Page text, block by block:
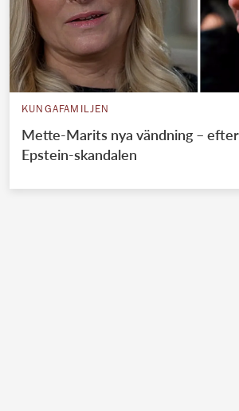
KUNGAFAMILJEN
Mette-Marits nya vändning –
Epstein-skandalen